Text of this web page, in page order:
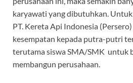
karyawati yang dibutuhkan.
PT. Kereta Api Indonesia
kesempatan kepada putra-putri
terutama siswa SMA/SMK untuk
membangun perusahaan.